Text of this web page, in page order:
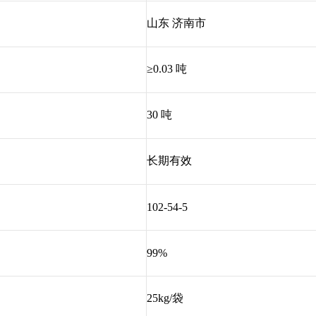
山东 济南市
≥0.03 吨
30 吨
长期有效
102-54-5
99%
25kg/袋